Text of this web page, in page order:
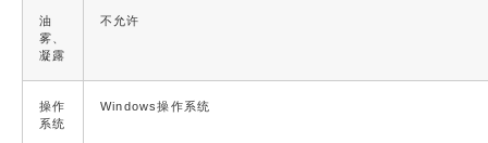
油
雾、
凝露
不允许
操作
系统
Windows操作系统